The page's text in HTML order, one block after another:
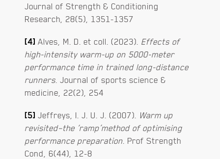
Journal of Strength & Conditioning
Research, 28(5), 1351-1357
[4] Alves, M. D. et coll. (2023). Effects of
high-intensity warm-up on 5000-meter
performance time in trained long-distance
runners . Journal of sports science &
medicine, 22(2), 254
[5] Jeffreys, I. J. U. J. (2007). Warm up
revisited–the ‘ramp’method of optimising
performance preparation . Prof Strength
Cond, 6(44), 12-8